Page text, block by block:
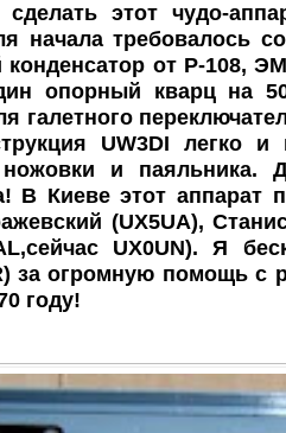
этот чудо-аппарат
начала требовалось
от Р-108,
опорный кварц на
галетного
UW3DI легко
и паяльника.
В Киеве этот
(UX5UA),
UX0UN). Я
за огромную помощь с
году!